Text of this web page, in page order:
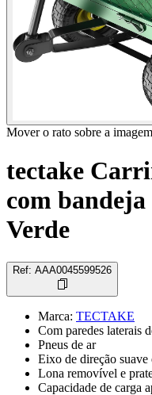
Mover o rato sobre a
tectake
com
Verde
Ref: AAA0045599526
Marca: TECTAKE
Com paredes laterais
Pneus de ar
Eixo de direção suave
Lona removível e
Capacidade de carga